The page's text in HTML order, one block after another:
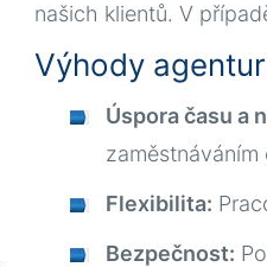
našich klientů. V
Výhody
Úspora času a
zaměstnáváním
Flexibilita:
Bezpečnost: